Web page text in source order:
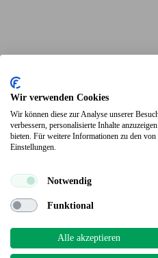
Wir verwenden Cookies
Wir können diese zur Analyse unserer
verbessern, personalisierte Inhalte
bieten. Für weitere Informationen zu den
Einstellungen.
Notwendig
Funktional
Alle akzeptieren